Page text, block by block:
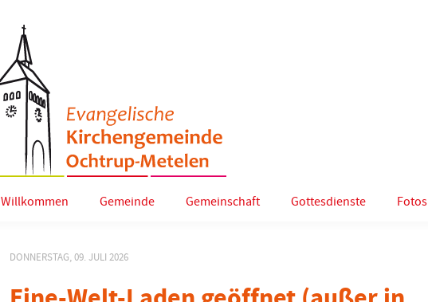
Willkommen Gemeinde Gemeinschaft Gottesdienste Fotos
DONNERSTAG, 09. JULI 2026